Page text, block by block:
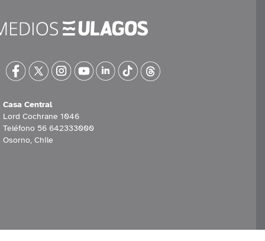
Casa Central
Lord Cochrane 1046
Teléfono 56 642333000
Osorno, Chile